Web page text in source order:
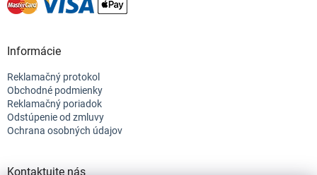
Informácie
Reklamačný protokol
Obchodné podmienky
Reklamačný poriadok
Odstúpenie od zmluvy
Ochrana osobných údajov
Kontaktujte nás